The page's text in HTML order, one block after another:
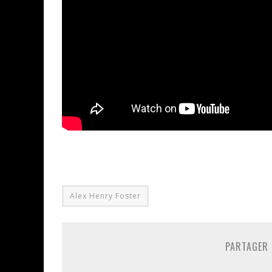
Alex Henry Foster